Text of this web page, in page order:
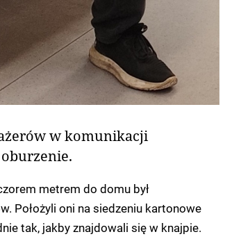
w komunikacji
metrem do domu był
Położyli oni na siedzeniu kartonowe
tak, jakby znajdowali się w knajpie.